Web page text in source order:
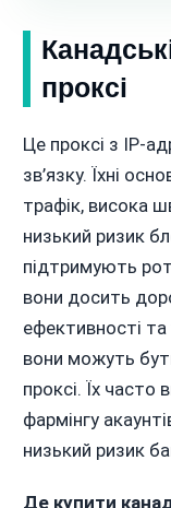
проксі
Це проксі з IP-
зв’язку. Їхні
трафік, висока
низький ризик
підтримують
вони досить
ефективності та
вони можуть
проксі. Їх часто
фармінгу
низький ризик
Де купити